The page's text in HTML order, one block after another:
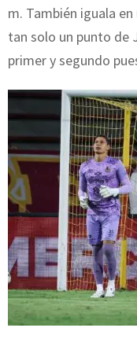
m. También iguala
tan solo un punto de
primer y segundo